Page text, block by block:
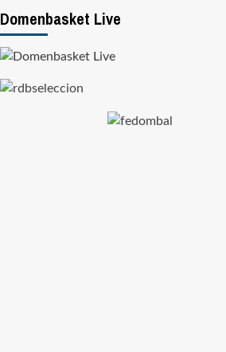
Domenbasket Live